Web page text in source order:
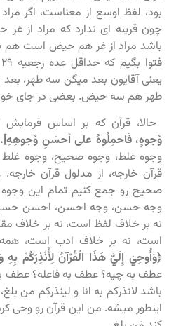
بود، لفظ اوسع از معناست، اگر
چون قرینه ای ندارد که مراد از
باشد مراد از غر هم حیض است هم
یعنی آقایون بعد میگن سه طهر،
طهر هم سه حیض. بعضی در جای خود
حالا، قرآن که بر اساس فرمایش
وُجوهٍ، فَاحمِلُوهُ على أحسَنِ وُجوهِهِ].
وجوه غلط، وجوه صحیح، وجوه غلط
قرآن خارجه، از مدلول قرآن
صحیح رو جمع کنیم تمام این
وجه حسن، وجه احسن، احسن حسن
نه بر خلاف لفظ است، نه بر خلاف
است، نه بر خلاف ادب است، همه
﴿وَأُوحِيَ إِلَيَّ هَذَا الْقُرْآنُ لِأُنْذِرَكُمْ
عطف به چیه؟ عطف به فاعله؟ عطف
باشد لانذرکم به انا و لینذرکم من
اینطور میشه. من این قرآن رو وحی